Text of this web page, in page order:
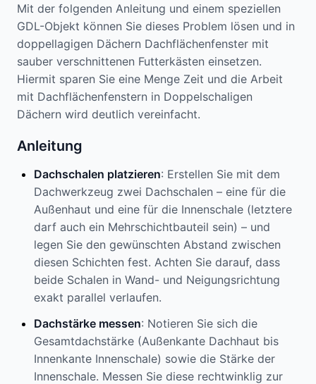
Mit der folgenden Anleitung und einem speziellen
GDL-Objekt können Sie dieses Problem lösen und in
doppellagigen Dächern Dachflächenfenster mit
sauber verschnittenen Futterkästen einsetzen.
Hiermit sparen Sie eine Menge Zeit und die Arbeit
mit Dachflächenfenstern in Doppelschaligen
Dächern wird deutlich vereinfacht.
Anleitung
Dachschalen platzieren: Erstellen Sie mit dem
Dachwerkzeug zwei Dachschalen – eine für die
Außenhaut und eine für die Innenschale (letztere
darf auch ein Mehrschichtbauteil sein) – und
legen Sie den gewünschten Abstand zwischen
diesen Schichten fest. Achten Sie darauf, dass
beide Schalen in Wand- und Neigungsrichtung
exakt parallel verlaufen.
Dachstärke messen: Notieren Sie sich die
Gesamtdachstärke (Außenkante Dachhaut bis
Innenkante Innenschale) sowie die Stärke der
Innenschale. Messen Sie diese rechtwinklig zur